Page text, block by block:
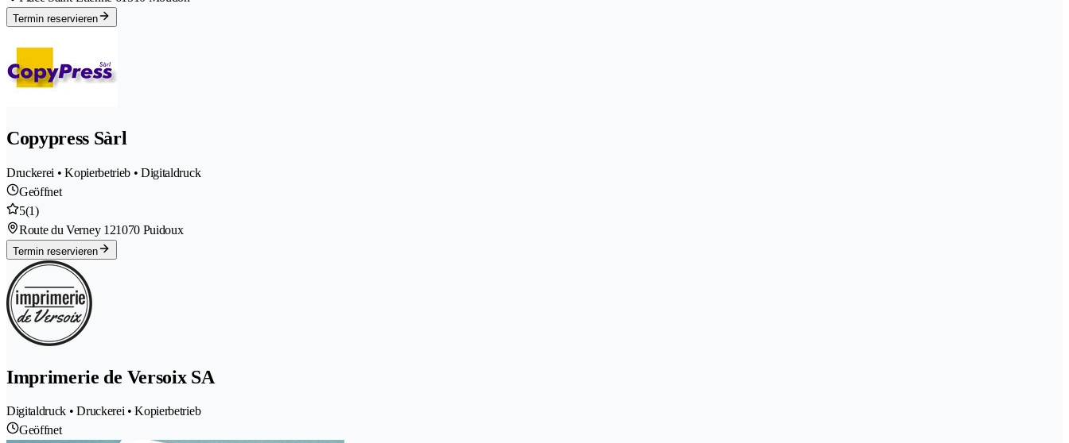
Termin reservieren
Copypress Sàrl
Druckerei • Kopierbetrieb • Digitaldruck
Geöffnet
5(1)
Route du Verney 121070 Puidoux
Termin reservieren
Imprimerie de Versoix SA
Digitaldruck • Druckerei • Kopierbetrieb
Geöffnet